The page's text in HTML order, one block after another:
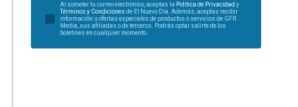
Al someter tu correo electrónico, aceptas la Política de Privacidad y
Términos y Condiciones de El Nuevo Día. Además, aceptas recibir
información u ofertas especiales de productos o servicios de GFR
Media, sus afiliadas o de terceros. Podrás optar salirte de los
boletines en cualquier momento.